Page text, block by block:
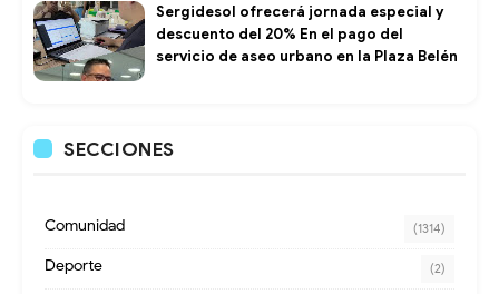
Sergidesol ofrecerá jornada especial y
descuento del 20% En el pago del
servicio de aseo urbano en la Plaza Belén
SECCIONES
Comunidad (1314)
Deporte (2)